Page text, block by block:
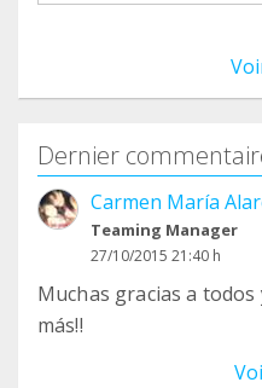
Dernier
Carmen María
Teaming Manager
27/10/2015 21:40 h
Muchas gracias a todos
más!!